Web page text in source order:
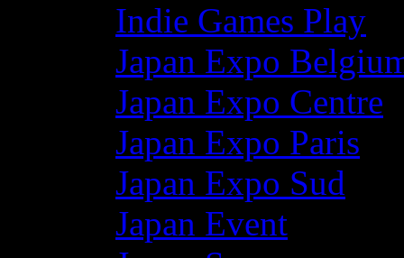
Indie Games Play
Japan Expo
Japan Expo Centre
Japan Expo Paris
Japan Expo Sud
Japan Event